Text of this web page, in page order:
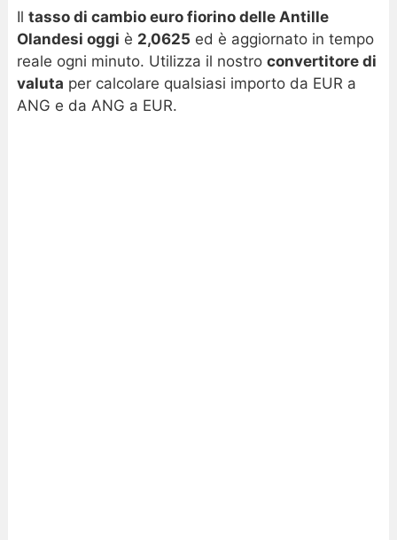
Cambio USD/ANG in tempo reale
Grafico euro fiorino delle Antille Olandesi
Il tasso di cambio euro fiorino delle Antille
Olandesi oggi è 2,0625 ed è aggiornato in tempo
reale ogni minuto. Utilizza il nostro convertitore di
valuta per calcolare qualsiasi importo da EUR a
ANG e da ANG a EUR.